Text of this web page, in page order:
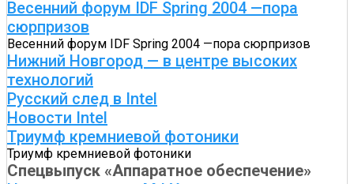
Весенний форум IDF Spring 2004 —пора
сюрпризов
Весенний форум IDF Spring 2004 —пора сюрпризов
Нижний Новгород — в центре высоких
технологий
Русский след в Intel
Новости Intel
Триумф кремниевой фотоники
Триумф кремниевой фотоники
Спецвыпуск «Аппаратное обеспечение»